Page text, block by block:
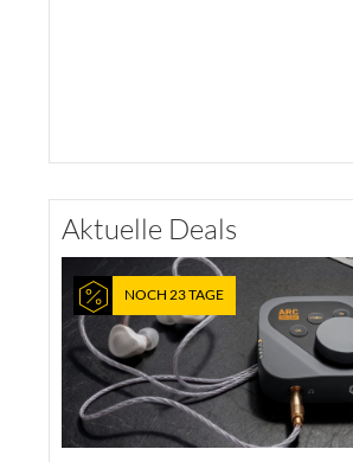
Aktuelle Deals
NOCH 23 TAGE